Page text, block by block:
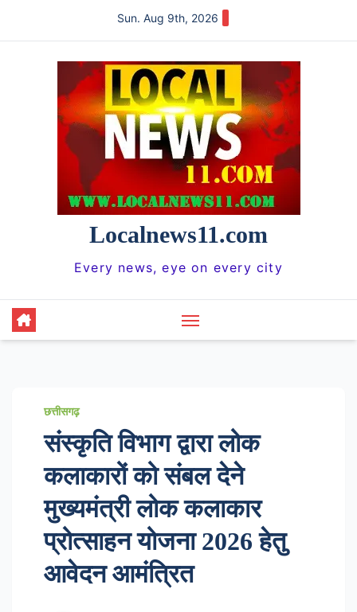
Sun. Aug 9th, 2026
Localnews11.com
Every news, eye on every city
छत्तीसगढ़
संस्कृति विभाग द्वारा लोक
कलाकारों को संबल देने
मुख्यमंत्री लोक कलाकार
प्रोत्साहन योजना 2026 हेतु
आवेदन आमंत्रित